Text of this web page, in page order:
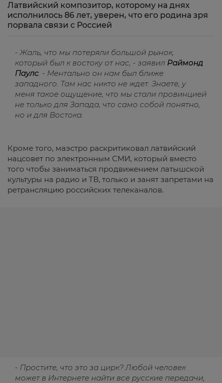
Латвийский композитор, которому на днях
исполнилось 86 лет, уверен, что его родина зря
порвала связи с Россией
- Жаль, что мы потеряли большой рынок,
который был к востоку от нас, - заявил Раймонд
Паулс. - Ментально он нам был ближе
западного. Там нас никто не ждет. Знаете, у
меня такое ощущение, что мы стали провинцией
не только для Запада, что само собой понятно,
но и для Востока.
Кроме того, маэстро раскритиковал латвийский
нацсовет по электронным СМИ, который вместо
того чтобы заниматься продвижением латышской
культуры на радио и ТВ, только и занят запретами на
ретрансляцию российских телеканалов.
- Простите, что это за цирк? Любой человек
может в Интернете найти все русские передачи,